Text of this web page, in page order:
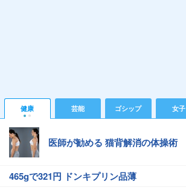
健康 芸能 ゴシップ 女子
医師が勧める 猫背解消の体操術
465gで321円 ドンキプリン品薄